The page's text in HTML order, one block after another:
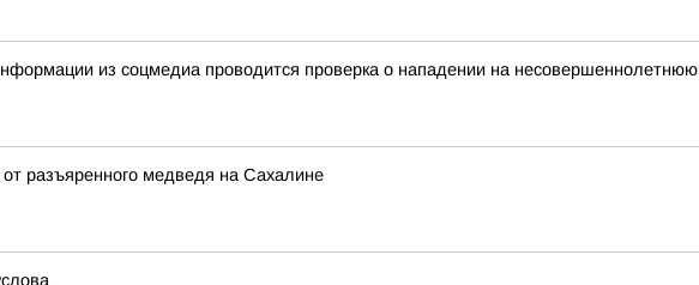
из соцмедиа проводится проверка о нападении на несовершеннолетнюю
разъяренного медведя на Сахалине